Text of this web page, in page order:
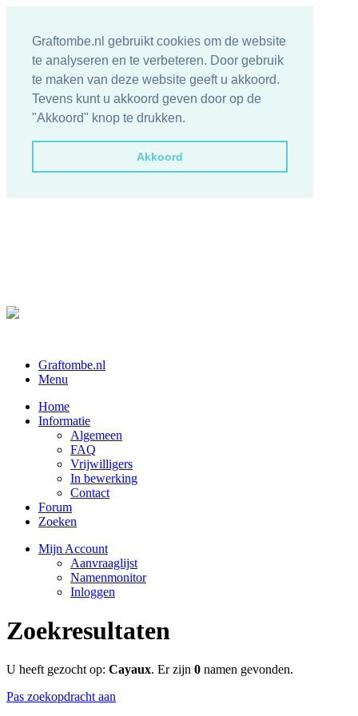
Graftombe.nl gebruikt cookies om de website
te analyseren en te verbeteren. Door gebruik
te maken van deze website geeft u akkoord.
Tevens kunt u akkoord geven door op de
"Akkoord" knop te drukken.
Akkoord
Graftombe.nl
Menu
Home
Informatie
Algemeen
FAQ
Vrijwilligers
In bewerking
Contact
Forum
Zoeken
Mijn Account
Aanvraaglijst
Namenmonitor
Inloggen
Zoekresultaten
U heeft gezocht op: Cayaux. Er zijn 0 namen gevonden.
Pas zoekopdracht aan